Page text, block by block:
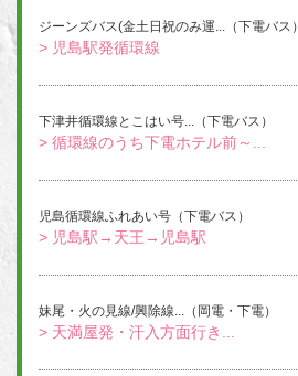
ジーンズバス(金土日祝のみ運...（下電バス）
> 児島駅発循環線
下津井循環線とこはい号...（下電バス）
> 循環線のうち下電ホテル前～...
児島循環線ふれあい号（下電バス）
> 児島駅→天王→児島駅
妹尾・火の見線/興除線...（岡電・下電）
> 天満屋発・汗入方面行き...